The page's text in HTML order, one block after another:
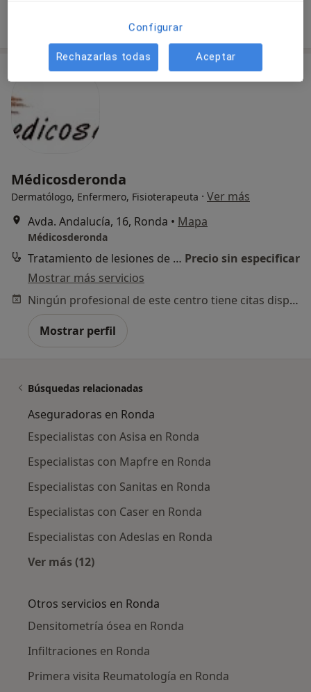
Médicosderonda
Dermatólogo, Enfermero, Fisioterapeuta · Ver más
Avda. Andalucía, 16, Ronda • Mapa
Médicosderonda
Tratamiento de lesiones de partes blandas articulares y periarticulares Precio sin especificar
Mostrar más servicios
Ningún profesional de este centro tiene citas disponibles
Mostrar perfil
Búsquedas relacionadas
Aseguradoras en Ronda
Especialistas con Asisa en Ronda
Especialistas con Mapfre en Ronda
Especialistas con Sanitas en Ronda
Especialistas con Caser en Ronda
Especialistas con Adeslas en Ronda
Ver más (12)
Otros servicios en Ronda
Densitometría ósea en Ronda
Infiltraciones en Ronda
Primera visita Reumatología en Ronda
Configurar
Rechazarlas todas Aceptar